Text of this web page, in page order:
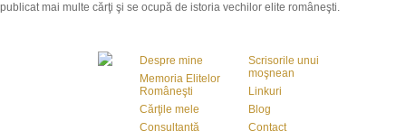
publicat mai multe cărţi şi se ocupă de istoria vechilor elite româneşti.
Despre mine
Memoria Elitelor
Româneşti
Cărţile mele
Consultanţă
Scrisorile unui
moşnean
Linkuri
Blog
Contact